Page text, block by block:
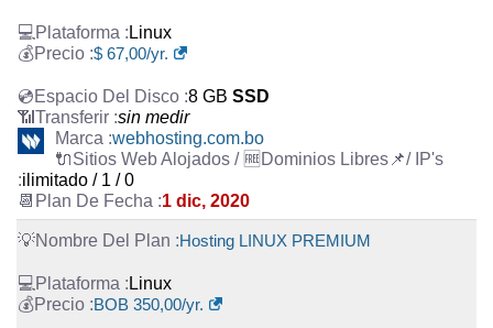
Linux
$ 67,00/yr.
8 GB SSD
sin medir
webhosting.com.bo
ilimitado / 1 / 0
1 dic, 2020
Hosting LINUX PREMIUM
Linux
BOB 350,00/yr.